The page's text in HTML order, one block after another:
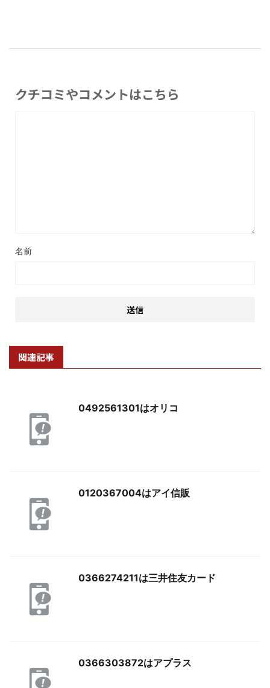
クチコミやコメントはこちら
名前
関連記事
0492561301はオリコ
0120367004はアイ信販
0366274211は三井住友カード
0366303872はアプラス